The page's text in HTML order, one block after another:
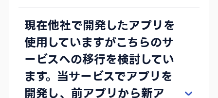
現在他社で開発したアプリを
使用していますがこちらのサ
ービスへの移行を検討してい
ます。当サービスでアプリを
開発し、前アプリから新ア